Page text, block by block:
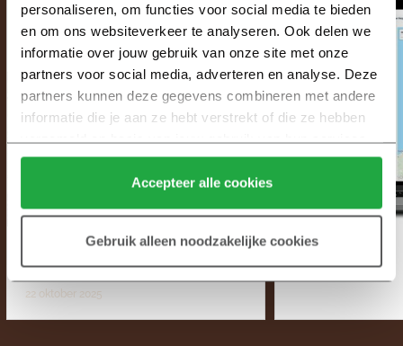
personaliseren, om functies voor social media te bieden
en om ons websiteverkeer te analyseren. Ook delen we
informatie over jouw gebruik van onze site met onze
partners voor social media, adverteren en analyse. Deze
partners kunnen deze gegevens combineren met andere
informatie die je aan ze hebt verstrekt of die ze hebben
verzameld op basis van jouw gebruik van hun services.
Klik hier voor meer informatie over ons cookiebeleid.
Accepteer alle cookies
Gebruik alleen noodzakelijke cookies
KOOP!
22 oktober 2025
SLAG MET